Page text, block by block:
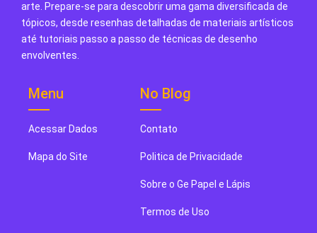
arte. Prepare-se para descobrir uma gama diversificada de
tópicos, desde resenhas detalhadas de materiais artísticos
até tutoriais passo a passo de técnicas de desenho
envolventes.
Menu
Acessar Dados
Mapa do Site
No Blog
Contato
Politica de Privacidade
Sobre o Ge Papel e Lápis
Termos de Uso